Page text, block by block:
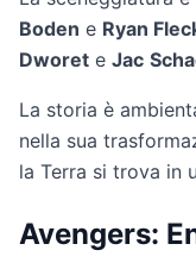
Boden e Ryan
Dworet e Jac
La storia è
nella sua
la Terra si trova in
Avengers: